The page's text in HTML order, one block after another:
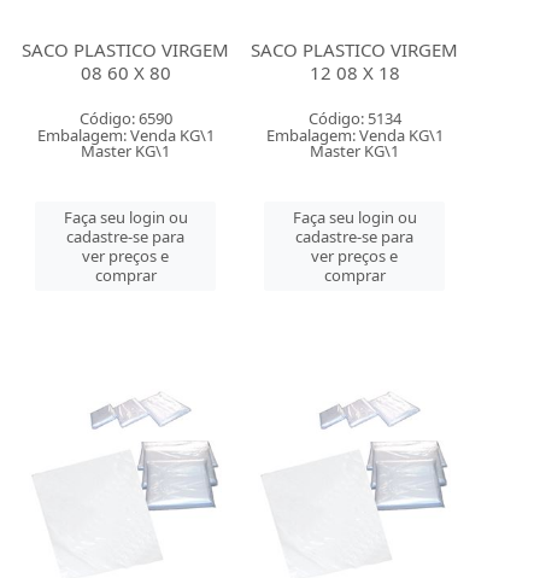
SACO PLASTICO VIRGEM
08 60 X 80
Código: 6590
Embalagem: Venda KG\1
Master KG\1
Faça seu login ou
cadastre-se para
ver preços e
comprar
SACO PLASTICO VIRGEM
12 08 X 18
Código: 5134
Embalagem: Venda KG\1
Master KG\1
Faça seu login ou
cadastre-se para
ver preços e
comprar